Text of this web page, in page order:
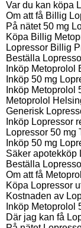
Var du kan köpa
Om att få Billig
På nätet 50 mg
Köpa Billig
Lopressor Billig
Beställa
Inköp Metoprolol
Inköp 50 mg
Inköp Metoprolol
Metoprolol
Generisk
Inköp Lopressor
Lopressor 50 mg
Inköp 50 mg
Säker apotekköp
Beställa
Om att få
Köpa Lopressor
Kostnaden av
Inköp Metoprolol
Där jag kan få